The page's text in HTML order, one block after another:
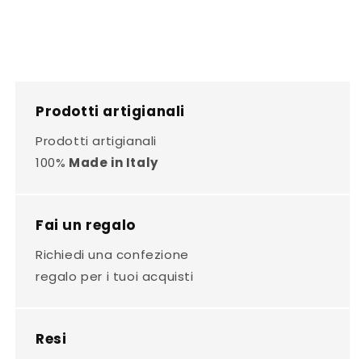
Prodotti artigianali
Prodotti artigianali
100% Made in Italy
Fai un regalo
Richiedi una confezione
regalo per i tuoi acquisti
Resi